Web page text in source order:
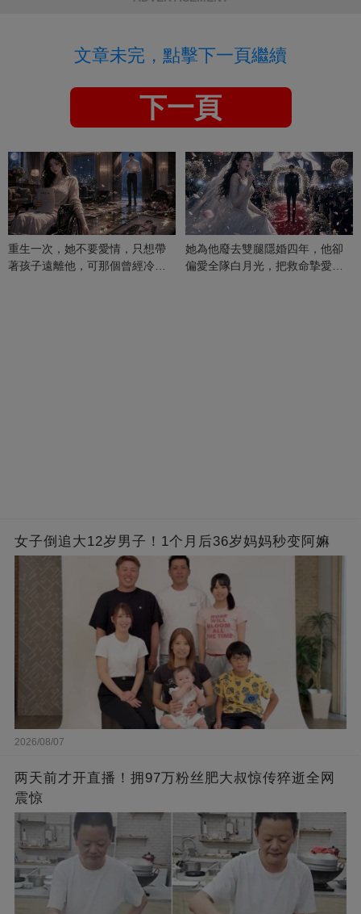
文章未完，點擊下一頁繼續
下一頁
重生一次，她不要愛情，只想帶
著孩子遠離他，可那個曾經冷漠
她為他廢去雙腿隱婚四年，他卻
偏愛全隊白月光，把救命摯愛當
女子倒追大12岁男子！1个月后36岁妈妈秒变阿嫲
2026/08/07
两天前才开直播！拥97万粉丝肥大叔惊传猝逝全网
震惊